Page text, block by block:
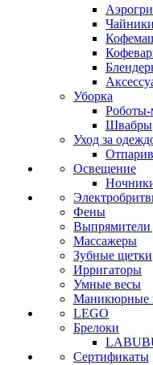
Чайники
Уборка
Швабры
Уход за
Освещение
Фены
Выпрямители
Массажеры
Зубные щетки
Ирригаторы
Умные весы
Маникюрные
LEGO
Брелоки
Сертификаты